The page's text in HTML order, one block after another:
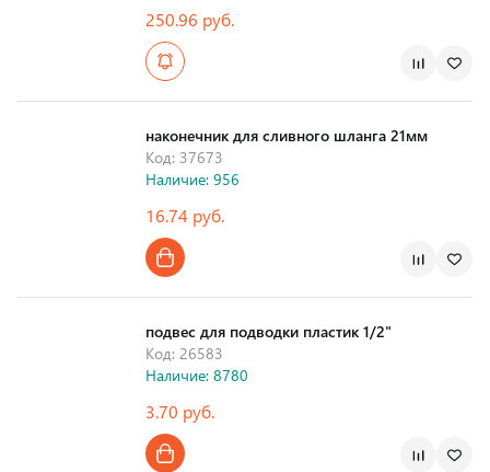
250.96 руб.
наконечник для сливного шланга 21мм
Код: 37673
Наличие: 956
16.74 руб.
подвес для подводки пластик 1/2"
Код: 26583
Наличие: 8780
3.70 руб.